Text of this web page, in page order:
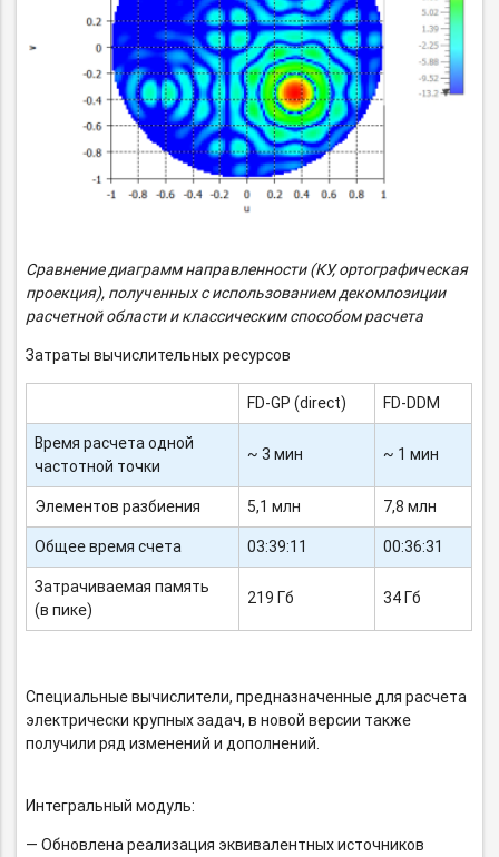
Сравнение диаграмм направленности (КУ, ортографическая
проекция), полученных с использованием декомпозиции
расчетной области и классическим способом расчета
Затраты вычислительных ресурсов
FD-GP (direct)
FD-DDM
Время расчета одной
частотной точки
~ 3 мин ~ 1 мин
Элементов разбиения 5,1 млн
7,8 млн
Общее время счета
03:39:11
00:36:31
Затрачиваемая память
(в пике)
219 Гб 34 Гб
Специальные вычислители, предназначенные для расчета
электрически крупных задач, в новой версии также
получили ряд изменений и дополнений.
Интегральный модуль:
— Обновлена реализация эквивалентных источников